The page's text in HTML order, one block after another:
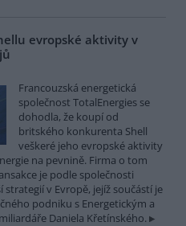
evropské aktivity v
Francouzská energetická
společnost TotalEnergies se
dohodla, že koupí od
britského konkurenta Shell
veškeré jeho evropské aktivity
na pevnině. Firma o tom
je podle společnosti
strategií v Evropě, jejíž součástí je
podniku s Energetickým a
Daniela Křetínského.